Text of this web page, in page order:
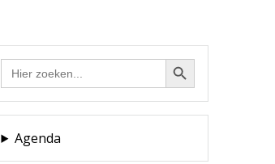
Zoek
naar:
Zoekknop
Agenda